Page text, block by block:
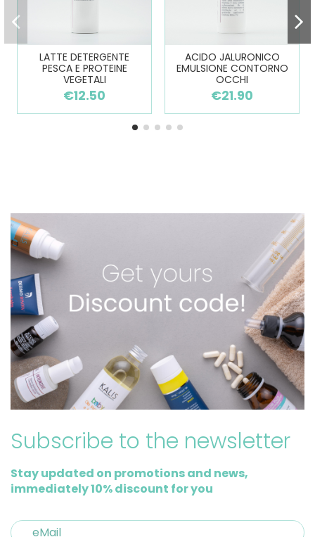
LATTE DETERGENTE
PESCA E PROTEINE
VEGETALI
€12.50
ACIDO JALURONICO
EMULSIONE CONTORNO
OCCHI
€21.90
Subscribe to the newsletter
Stay updated on promotions and news,
immediately 10% discount for you